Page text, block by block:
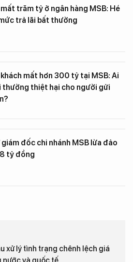
trăm tỷ ở ngân hàng MSB: Hé
trả lãi bất thường
khách mất hơn 300 tỷ tại MSB: Ai
thường thiệt hại cho người gửi
giám đốc chi nhánh MSB lừa đảo
tỷ đồng
xử lý tình trạng chênh lệch giá